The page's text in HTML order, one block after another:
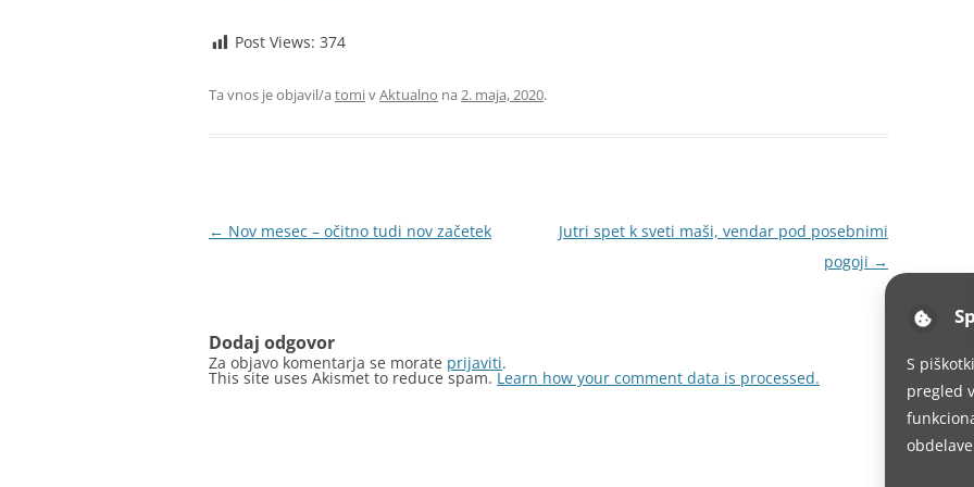
Post Views: 374
Ta vnos je objavil/a tomivAktualno na 2. maja, 2020.
Krmarjenje
← Nov mesec – očitno tudi nov začetek
Jutri spet k sveti maši, vendar pod posebnimi
pogoji →
Dodaj odgovor
Za objavo komentarja se morate prijaviti.
This site uses Akismet to reduce spam. Learn how your comment data is processed.
S
pregled